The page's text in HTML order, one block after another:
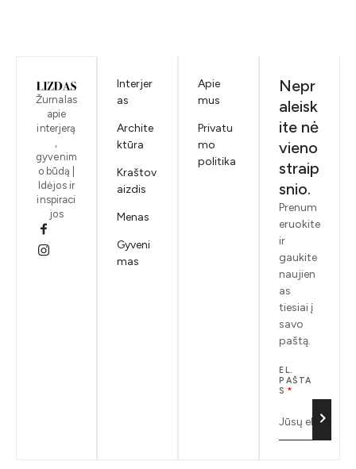
Žurnalas
apie
interjerą
,
gyvenim
o būdą |
Idėjos ir
inspiraci
jos
Interjer
as
Archite
ktūra
Kraštov
aizdis
Menas
Gyveni
mas
Apie
mus
Privatu
mo
politika
Nepr
aleisk
ite nė
vieno
straip
snio.
Prenum
eruokite
ir
gaukite
naujien
as
tiesiai į
savo
paštą.
EL.
PAŠTA
S